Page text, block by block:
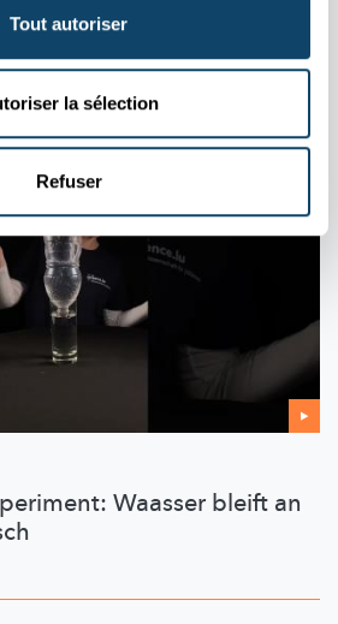
Tout autoriser
la sélection
Refuser
Ee an eng Fläsch -
Waasser bleift an